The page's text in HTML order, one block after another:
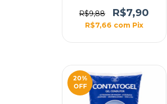
ECONOMIC
R$9,88 R$7,90
R$7,66 com Pix
20%
OFF